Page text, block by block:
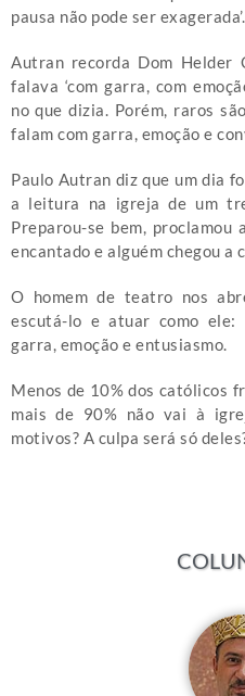
pausa não pode ser exagerada’.
Autran recorda Dom Helder
falava ‘com garra, com
no que dizia. Porém, raros
falam com garra, emoção e
Paulo Autran diz que um dia
a leitura na igreja de um
Preparou-se bem,
encantado e alguém chegou a
O homem de teatro nos
escutá-lo e atuar como ele:
garra, emoção e entusiasmo.
Menos de 10% dos católicos
mais de 90% não vai à
motivos? A culpa será só